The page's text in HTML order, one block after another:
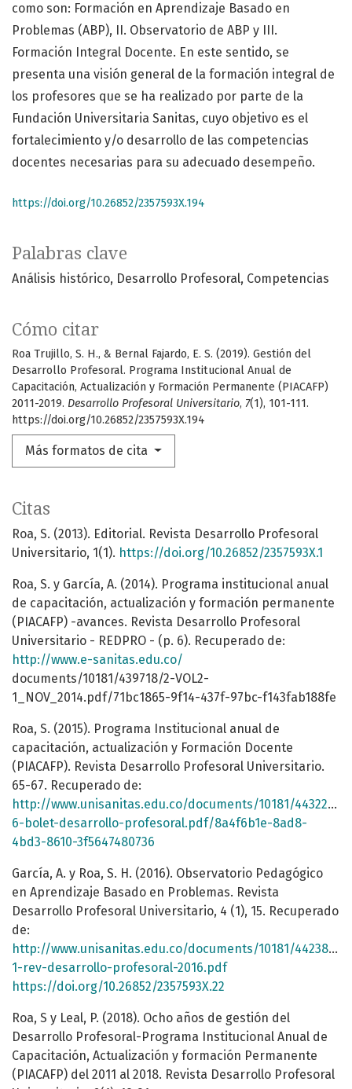
Palabras clave
Análisis histórico Desarrollo Profesoral Competencias
Cómo citar
Roa Trujillo, S. H., & Bernal Fajardo, E. S. (2019). Gestión del
Desarrollo Profesoral. Programa Institucional Anual de
Capacitación, Actualización y Formación Permanente (PIACAFP)
2011-2019. Desarrollo Profesoral Universitario, 7(1), 101-111.
https://doi.org/10.26852/2357593X.194
Más formatos de cita
como son: Formación en Aprendizaje Basado en
Problemas (ABP), II. Observatorio de ABP y III.
Formación Integral Docente. En este sentido, se
presenta una visión general de la formación integral de
los profesores que se ha realizado por parte de la
Fundación Universitaria Sanitas, cuyo objetivo es el
fortalecimiento y/o desarrollo de las competencias
docentes necesarias para su adecuado desempeño.
https://doi.org/10.26852/2357593X.194
Citas
Roa, S. (2013). Editorial. Revista Desarrollo Profesoral
Universitario, 1(1). https://doi.org/10.26852/2357593X.1
Roa, S. y García, A. (2014). Programa institucional anual
de capacitación, actualización y formación permanente
(PIACAFP) -avances. Revista Desarrollo Profesoral
Universitario - REDPRO - (p. 6). Recuperado de:
http://www.e-sanitas.edu.co/
documents/10181/439718/2-VOL2-
1_NOV_2014.pdf/71bc1865-9f14-437f-97bc-f143fab188fe
Roa, S. (2015). Programa Institucional anual de
capacitación, actualización y Formación Docente
(PIACAFP). Revista Desarrollo Profesoral Universitario.
65-67. Recuperado de:
http://www.unisanitas.edu.co/documents/10181/443226/
6-bolet-desarrollo-profesoral.pdf/8a4f6b1e-8ad8-
4bd3-8610-3f5647480736
García, A. y Roa, S. H. (2016). Observatorio Pedagógico
en Aprendizaje Basado en Problemas. Revista
Desarrollo Profesoral Universitario, 4 (1), 15. Recuperado
de:
http://www.unisanitas.edu.co/documents/10181/442387/
1-rev-desarrollo-profesoral-2016.pdf
https://doi.org/10.26852/2357593X.22
Roa, S y Leal, P. (2018). Ocho años de gestión del
Desarrollo Profesoral-Programa Institucional Anual de
Capacitación, Actualización y formación Permanente
(PIACAFP) del 2011 al 2018. Revista Desarrollo Profesoral